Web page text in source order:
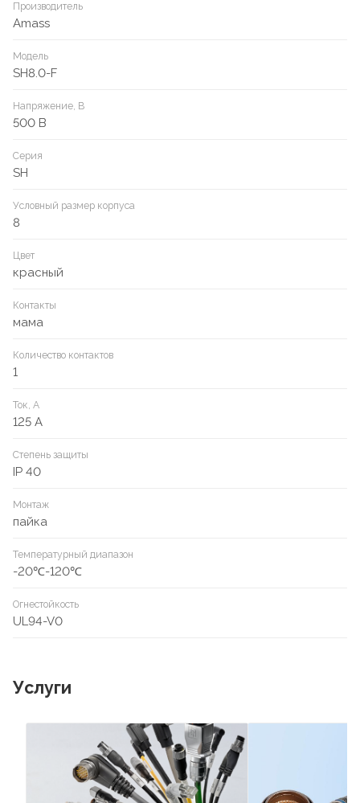
Производитель
Amass
Модель
SH8.0-F
Напряжение, В
500 В
Серия
SH
Условный размер корпуса
8
Цвет
красный
Контакты
мама
Количество контактов
1
Ток, А
125 А
Степень защиты
IP 40
Монтаж
пайка
Температурный диапазон
-20℃-120℃
Огнестойкость
UL94-V0
Услуги